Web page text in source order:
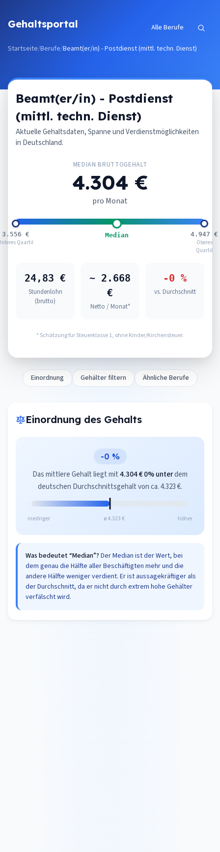
Gehaltsportal Alle Berufe
Startseite/Berufe/Beamt(er/in) - Postdienst (mittl. techn. Dienst)
Beamt(er/in) - Postdienst
(mittl. techn. Dienst)
Aktuelle Gehaltsdaten, Spanne und Verdienstmöglichkeiten
in Deutschland.
MEDIAN BRUTTOGEHALT
4.304 €
pro Monat
3.556 €
Quartil
Median
4.947 €
Oberes
Quartil
24,83 €
Stundenlohn
(brutto)
~ 2.668
€
Netto / Monat*
-0 %
vs. Durchschnitt
* Schätzung für Steuerklasse 1, ohne Kinder/Kirchensteuer.
Einordnung Gehälter filtern Ähnliche Berufe
Einordnung des Gehalts
-0 %
Das mittlere Gehalt liegt mit4.304 €0% unterdem
deutschen Durchschnittsgehalt von ca. 4.323 €.
niedriger ø 4.323 € höher
Was bedeutet “Median”? Der Median ist der Wert, bei
dem genau die Hälfte aller Beschäftigten mehr und die
andere Hälfte weniger verdient. Er ist aussagekräftiger als
der Durchschnitt, da er nicht durch extrem hohe Gehälter
verfälscht wird.